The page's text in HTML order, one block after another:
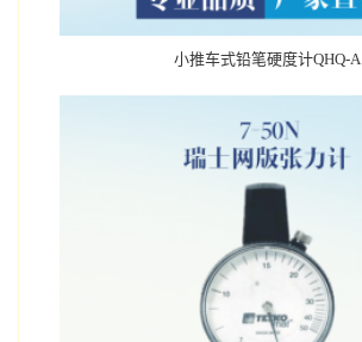
小推车式铅笔硬度计QHQ-A